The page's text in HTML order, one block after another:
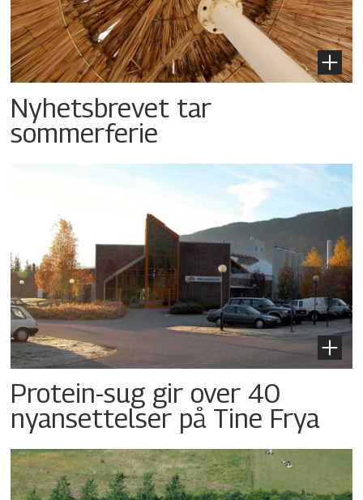
Nyhetsbrevet tar
sommerferie
Protein-sug gir over 40
nyansettelser på Tine Frya